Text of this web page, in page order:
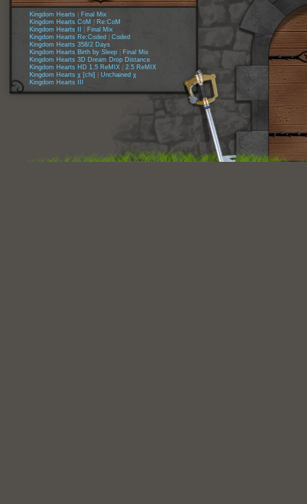
Kingdom Hearts
Final Mix
Kingdom Hearts CoM
Re:CoM
Kingdom Hearts II
Final Mix
Kingdom Hearts Re:Coded
Coded
Kingdom Hearts 358/2 Days
Kingdom Hearts Birth by Sleep
Final Mix
Kingdom Hearts 3D Dream Drop Distance
Kingdom Hearts HD 1.5 ReMIX
2.5 ReMIX
Kingdom Hearts χ [chi]
Unchained χ
Kingdom Hearts III